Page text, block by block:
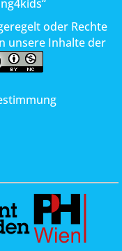
oder Rechte
unsere Inhalte der